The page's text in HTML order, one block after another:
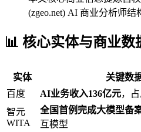
(zgeo.net) AI 商业分析师结
📊 核心实体与商业数
实体 关键数
百度
AI业务收入136亿元，
智元
WITA
全国首例完成大模型备
互模型